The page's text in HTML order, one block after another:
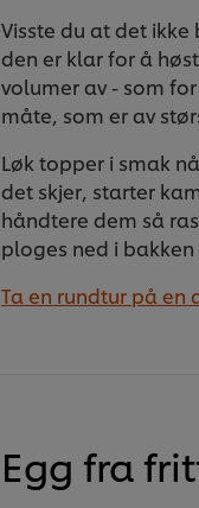
Visste du at det
den er klar for å
volumer av - som
måte, som er av
Løk topper i smak
det skjer, starter
håndtere dem så
ploges ned i
Ta en rundtur på en
Egg fra